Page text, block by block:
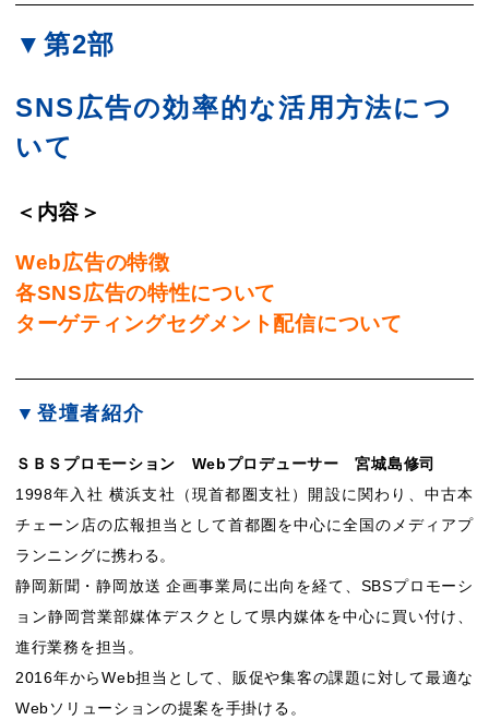
▼第2部
SNS広告の効率的な活用方法につ
いて
＜内容＞
Web広告の特徴
各SNS広告の特性について
ターゲティングセグメント配信について
▼登壇者紹介
ＳＢＳプロモーション Webプロデューサー 宮城島修司
1998年入社 横浜支社（現首都圏支社）開設に関わり、中古本
チェーン店の広報担当として首都圏を中心に全国のメディアプ
ランニングに携わる。
静岡新聞・静岡放送 企画事業局に出向を経て、SBSプロモーシ
ョン静岡営業部媒体デスクとして県内媒体を中心に買い付け、
進行業務を担当。
2016年からWeb担当として、販促や集客の課題に対して最適な
Webソリューションの提案を手掛ける。